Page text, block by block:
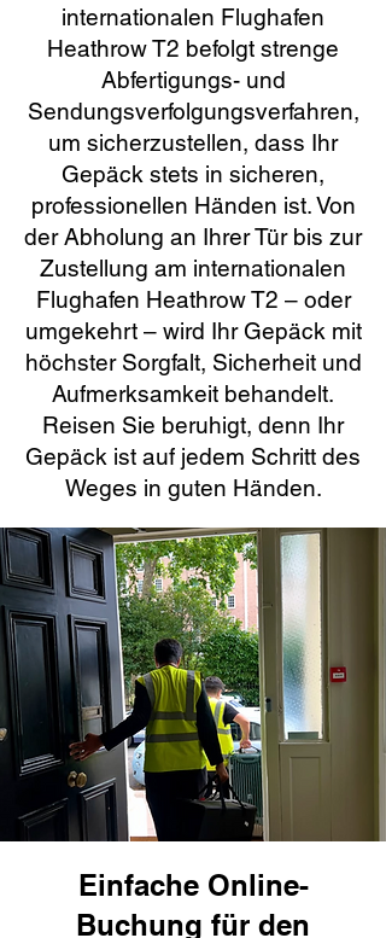
internationalen Flughafen
Heathrow T2 befolgt strenge
Abfertigungs- und
Sendungsverfolgungsverfahren,
um sicherzustellen, dass Ihr
Gepäck stets in sicheren,
professionellen Händen ist. Von
der Abholung an Ihrer Tür bis zur
Zustellung am internationalen
Flughafen Heathrow T2 – oder
umgekehrt – wird Ihr Gepäck mit
höchster Sorgfalt, Sicherheit und
Aufmerksamkeit behandelt.
Reisen Sie beruhigt, denn Ihr
Gepäck ist auf jedem Schritt des
Weges in guten Händen.
Einfache Online-
Buchung für den